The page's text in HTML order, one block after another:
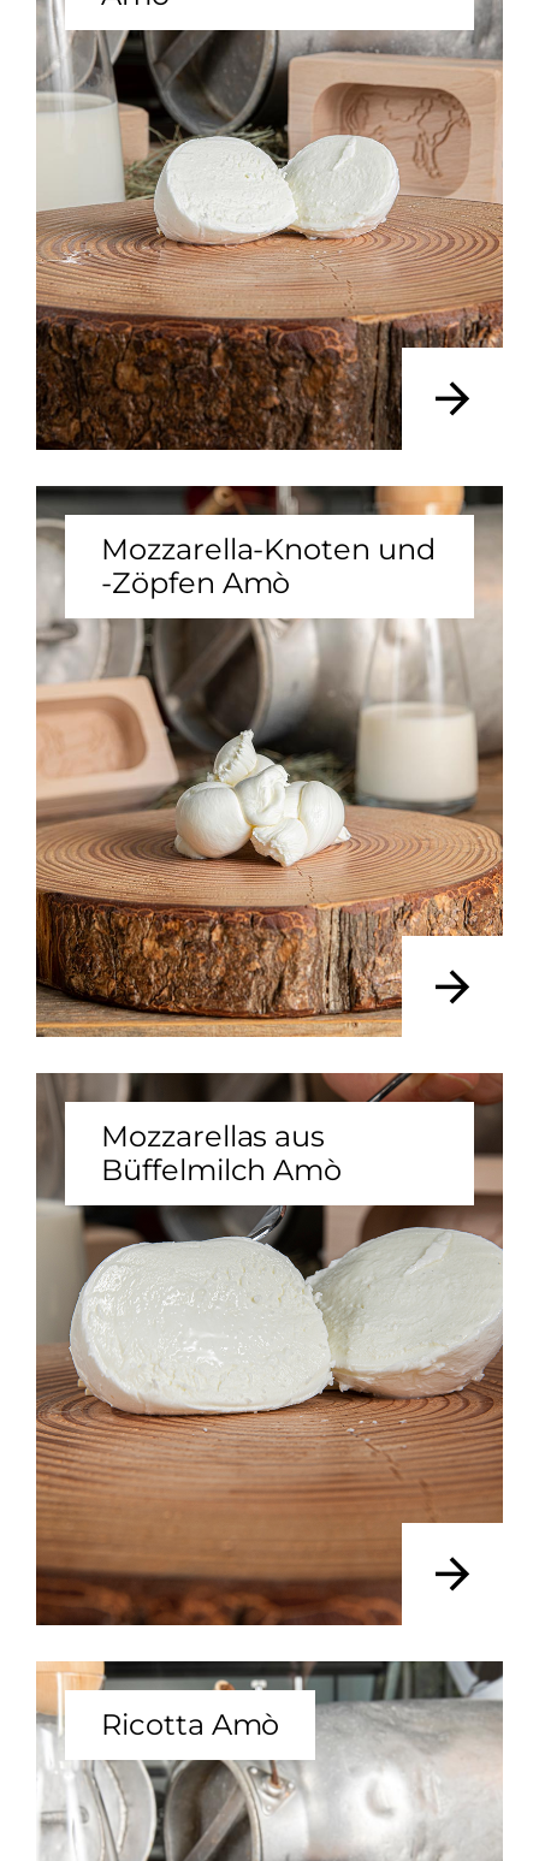
Mozzarella-Knoten und
-Zöpfen Amò
Mozzarellas aus
Büffelmilch Amò
Ricotta Amò